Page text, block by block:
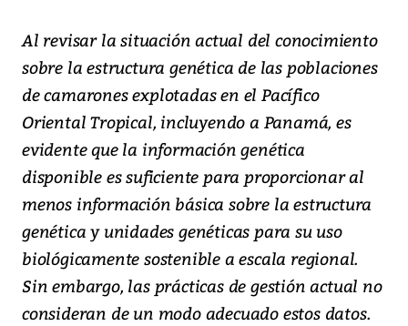
Al revisar la situación actual del conocimiento
sobre la estructura genética de las poblaciones
de camarones explotadas en el Pacífico
Oriental Tropical, incluyendo a Panamá, es
evidente que la información genética
disponible es suficiente para proporcionar al
menos información básica sobre la estructura
genética y unidades genéticas para su uso
biológicamente sostenible a escala regional.
Sin embargo, las prácticas de gestión actual no
consideran de un modo adecuado estos datos.